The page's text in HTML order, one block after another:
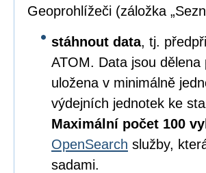
Geoprohlížeči (záložka
stáhnout data, tj.
ATOM. Data jsou
uložena v minimálně
výdejních jednotek ke
Maximální počet 100
OpenSearch služby,
sadami.